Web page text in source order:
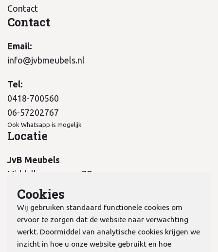
Contact
Contact
Email:
info@jvbmeubels.nl
Tel:
0418-700560
06-57202767
Ook Whatsapp is mogelijk
Locatie
JvB Meubels
Middelkampseweg 7B
5311 PC Gameren
Cookies
Wij gebruiken standaard functionele cookies om
ervoor te zorgen dat de website naar verwachting
werkt. Doormiddel van analytische cookies krijgen we
inzicht in hoe u onze website gebruikt en hoe